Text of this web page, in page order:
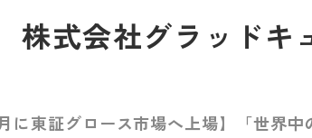
株式会社グラッドキ
に東証グロース市場へ上場】「世界